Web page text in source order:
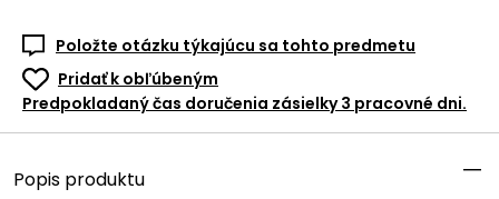
Položte otázku týkajúcu sa tohto predmetu
Pridať k obľúbeným
Predpokladaný čas doručenia zásielky 3 pracovné dni.
Popis produktu